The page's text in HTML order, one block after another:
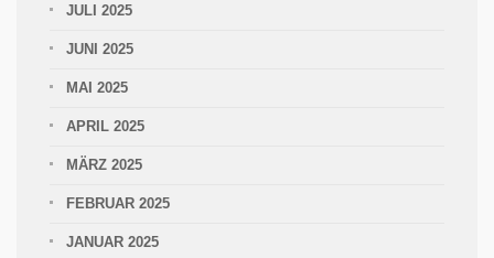
JULI 2025
JUNI 2025
MAI 2025
APRIL 2025
MÄRZ 2025
FEBRUAR 2025
JANUAR 2025